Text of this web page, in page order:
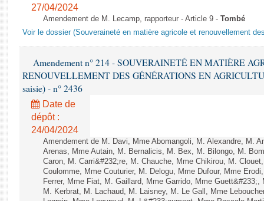
27/04/2024
Amendement de M. Lecamp, rapporteur - Article 9 - Tombé
Voir le dossier (Souveraineté en matière agricole et renouvellement
Amendement n° 214 - SOUVERAINETÉ EN MATIÈRE
RENOUVELLEMENT DES GÉNÉRATIONS EN
saisie) - n° 2436
Date de
dépôt :
24/04/2024
Amendement de M. Davi, Mme Abomangoli, M. Alexandre, M.
Arenas, Mme Autain, M. Bernalicis, M. Bex, M. Bilongo, M.
Caron, M. Carri&#232;re, M. Chauche, Mme Chikirou, M.
Coulomme, Mme Couturier, M. Delogu, Mme Dufour, Mme
Ferrer, Mme Fiat, M. Gaillard, Mme Garrido, Mme
M. Kerbrat, M. Lachaud, M. Laisney, M. Le Gall, Mme